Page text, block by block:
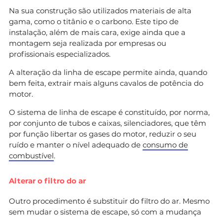
Na sua construção são utilizados materiais de alta
gama, como o titânio e o carbono. Este tipo de
instalação, além de mais cara, exige ainda que a
montagem seja realizada por empresas ou
profissionais especializados.
A alteração da linha de escape permite ainda, quando
bem feita, extrair mais alguns cavalos de potência do
motor.
O sistema de linha de escape é constituído, por norma,
por conjunto de tubos e caixas, silenciadores, que têm
por função libertar os gases do motor, reduzir o seu
ruído e manter o nível adequado de consumo de
combustível.
Alterar o filtro do ar
Outro procedimento é substituir do filtro do ar. Mesmo
sem mudar o sistema de escape, só com a mudança